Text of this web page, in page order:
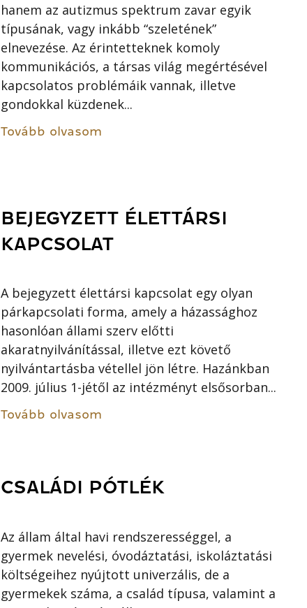
hanem az autizmus spektrum zavar egyik
típusának, vagy inkább “szeletének”
elnevezése. Az érintetteknek komoly
kommunikációs, a társas világ megértésével
kapcsolatos problémáik vannak, illetve
gondokkal küzdenek...
Tovább olvasom
BEJEGYZETT ÉLETTÁRSI
KAPCSOLAT
A bejegyzett élettársi kapcsolat egy olyan
párkapcsolati forma, amely a házassághoz
hasonlóan állami szerv előtti
akaratnyilvánítással, illetve ezt követő
nyilvántartásba vétellel jön létre. Hazánkban
2009. július 1-jétől az intézményt elsősorban...
Tovább olvasom
CSALÁDI PÓTLÉK
Az állam által havi rendszerességgel, a
gyermek nevelési, óvodáztatási, iskoláztatási
költségeihez nyújtott univerzális, de a
gyermekek száma, a család típusa, valamint a